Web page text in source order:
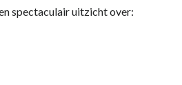
spectaculair uitzicht over: